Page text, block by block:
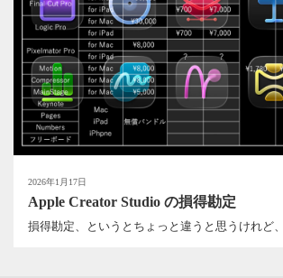
2026年1月17日
Apple Creator Studio の損得勘定
損得勘定、というとちょっと違うと思うけれど